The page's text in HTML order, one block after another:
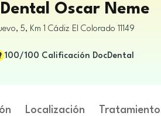
Oscar Neme
5, Km 1 Cádiz El Colorado 11149
100/100 Calificación DocDental
Localización